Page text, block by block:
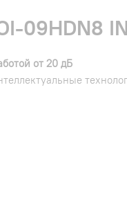
09HDN8
от 20 дБ